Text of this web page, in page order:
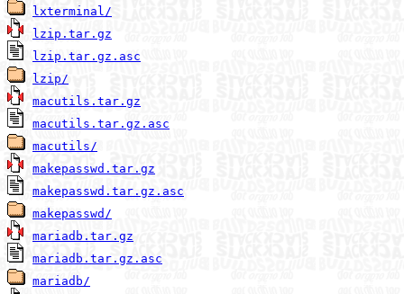
lxterminal/
lzip.tar.gz
lzip.tar.gz.asc
lzip/
macutils.tar.gz
macutils.tar.gz.asc
macutils/
makepasswd.tar.gz
makepasswd.tar.gz.asc
makepasswd/
mariadb.tar.gz
mariadb.tar.gz.asc
mariadb/